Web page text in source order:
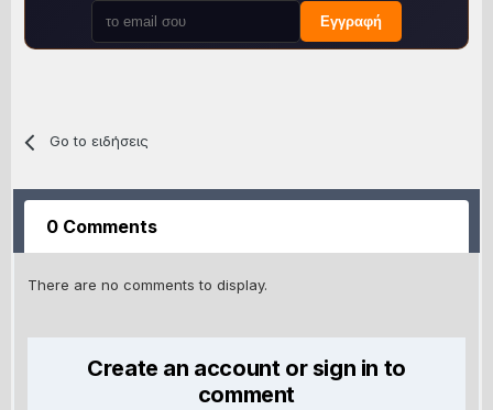
Εγγραφή
Go to ειδήσεις
0 Comments
There are no comments to display.
Create an account or sign in to
comment